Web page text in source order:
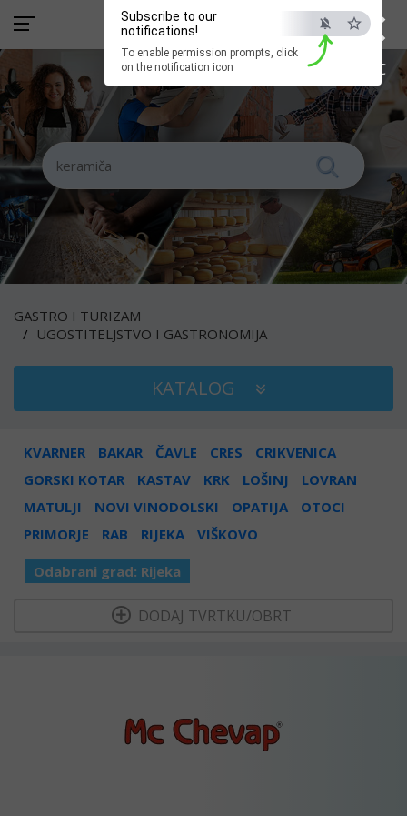
×
ESC
Subscribe to our
notifications!
To enable permission prompts, click
on the notification icon
GASTRO I TURIZAM
UGOSTITELJSTVO I GASTRONOMIJA
KATALOG
KVARNER BAKAR ČAVLE CRES
CRIKVENICA
GORSKI KOTAR
KASTAV KRK LOŠINJ
LOVRAN
MATULJI
NOVI VINODOLSKI OPATIJA
OTOCI
PRIMORJE
RAB RIJEKA VIŠKOVO
Odabrani grad: Rijeka
DODAJ TVRTKU/OBRT